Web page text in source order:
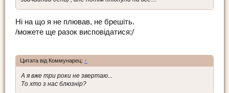
Ні на що я не плював, не брешіть.
/можете ще разок висповідатися;/
Цитата від Коммунарец: ↑
А я вже три роки не звертаю...
То хто з нас блюзнір?